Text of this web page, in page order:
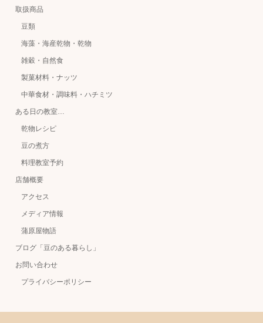
取扱商品
豆類
海藻・海産乾物・乾物
雑穀・自然食
製菓材料・ナッツ
中華食材・調味料・ハチミツ
ある日の教室…
乾物レシピ
豆の煮方
料理教室予約
店舗概要
アクセス
メディア情報
蒲原屋物語
ブログ「豆のある暮らし」
お問い合わせ
プライバシーポリシー